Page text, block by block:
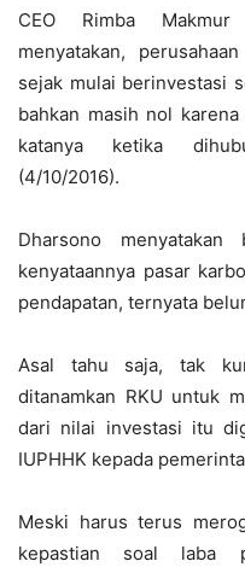
CEO Rimba
menyatakan,
sejak mulai berinvestasi
bahkan masih nol
katanya ketika
(4/10/2016).
Dharsono
kenyataannya pasar
pendapatan, ternyata
Asal tahu saja, tak
ditanamkan RKU untuk
dari nilai investasi itu
IUPHHK kepada
Meski harus terus
kepastian soal laba